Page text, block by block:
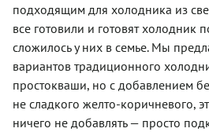
подходящим для холодника из
все готовили и готовят холодник
сложилось у них в семье. Мы
вариантов традиционного
простокваши, но с добавлением
не сладкого желто-коричневого,
ничего не добавлять — просто